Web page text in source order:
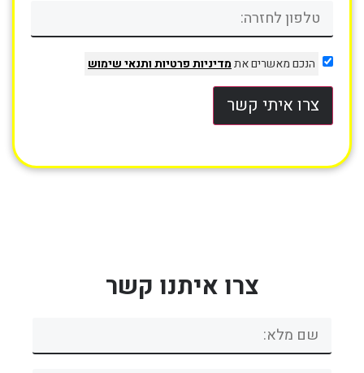
הנכם מאשרים אתמדיניות פרטיותותנאי שימוש
צרו איתי קשר
צרו איתנו קשר